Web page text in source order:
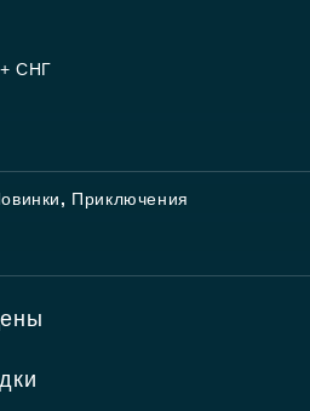
+ СНГ
, Приключения